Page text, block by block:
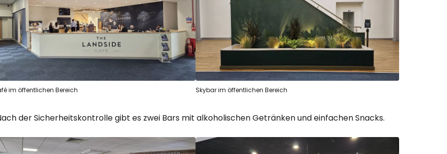
im öffentlichen Bereich Skybar im öffentlichen Bereich
der Sicherheitskontrolle gibt es zwei Bars mit alkoholischen Getränken und einfachen Snacks.